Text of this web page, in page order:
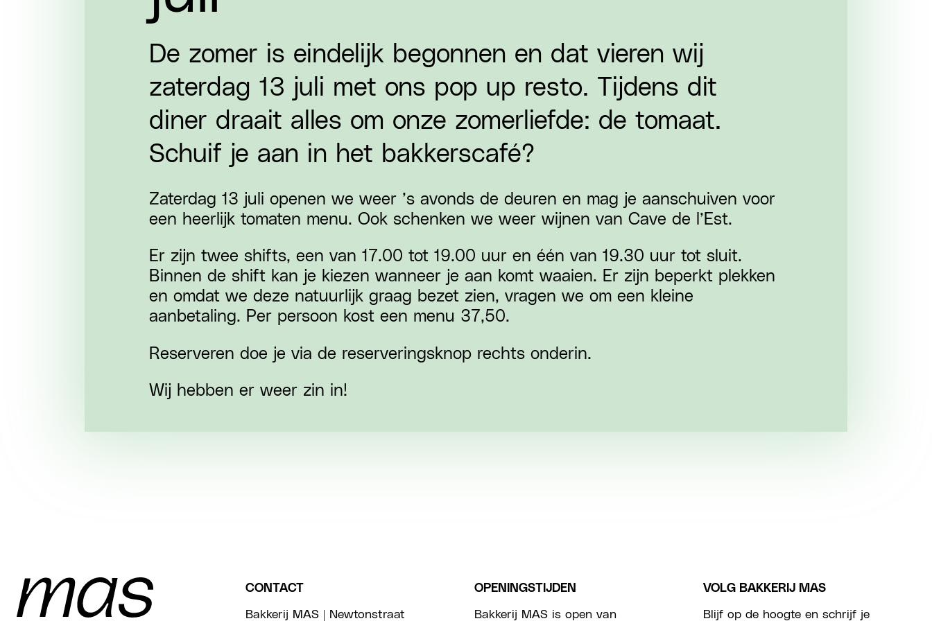
De zomer is eindelijk begonnen en dat vieren wij
zaterdag 13 juli met ons pop up resto. Tijdens dit
diner draait alles om onze zomerliefde: de tomaat.
Schuif je aan in het bakkerscafé?
Zaterdag 13 juli openen we weer ’s avonds de deuren en mag je aanschuiven voor
een heerlijk tomaten menu. Ook schenken we weer wijnen van Cave de l’Est.
Er zijn twee shifts, een van 17.00 tot 19.00 uur en één van 19.30 uur tot sluit.
Binnen de shift kan je kiezen wanneer je aan komt waaien. Er zijn beperkt plekken
en omdat we deze natuurlijk graag bezet zien, vragen we om een kleine
aanbetaling. Per persoon kost een menu 37,50.
Reserveren doe je via de reserveringsknop rechts onderin.
Wij hebben er weer zin in!
CONTACT
Bakkerij MAS | Newtonstraat
OPENINGSTIJDEN
Bakkerij MAS is open van
VOLG BAKKERIJ MAS
Blijf op de hoogte en schrijf je